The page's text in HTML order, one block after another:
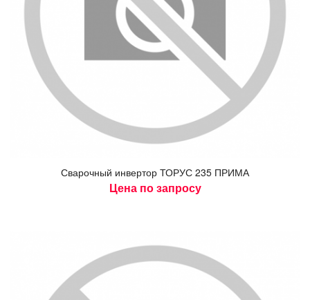
Сва­роч­ный ин­вертор ТО­РУС 235 ПРИ­МА
Цена по запросу